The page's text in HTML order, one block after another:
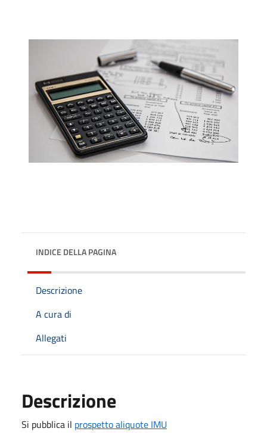
INDICE DELLA PAGINA
Descrizione
A cura di
Allegati
Descrizione
Si pubblica il prospetto aliquote IMU